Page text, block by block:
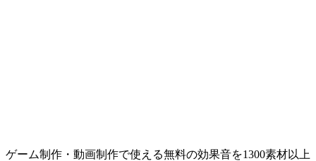
ゲーム制作・動画制作で使える無料の効果音を1300素材以上